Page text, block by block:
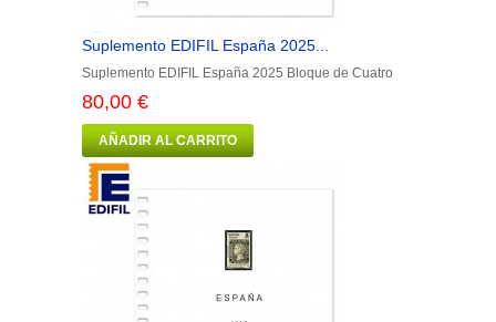
Suplemento EDIFIL España 2025...
Suplemento EDIFIL España 2025 Bloque de Cuatro
80,00 €
AÑADIR AL CARRITO